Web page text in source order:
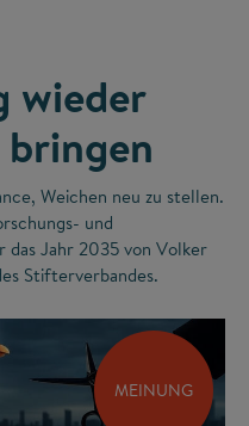
wieder
Weichen neu zu stellen.
und
das Jahr 2035 von Volker
Stifterverbandes.
MEINUNG